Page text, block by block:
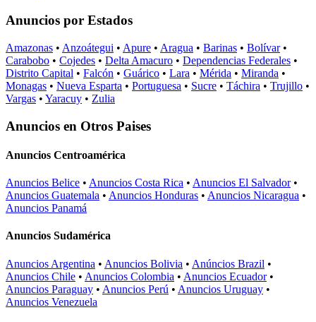
Anuncios por Estados
Amazonas • Anzoátegui • Apure • Aragua • Barinas • Bolívar•
Carabobo • Cojedes • Delta Amacuro • Dependencias Federales •
Distrito Capital • Falcón • Guárico • Lara • Mérida • Miranda •
Monagas • Nueva Esparta • Portuguesa • Sucre • Táchira • Trujillo •
Vargas • Yaracuy • Zulia
Anuncios en Otros Paises
Anuncios Centroamérica
Anuncios Belice • Anuncios Costa Rica • Anuncios El Salvador•
Anuncios Guatemala • Anuncios Honduras • Anuncios Nicaragua •
Anuncios Panamá
Anuncios Sudamérica
Anuncios Argentina • Anuncios Bolivia • Anúncios Brazil •
Anuncios Chile • Anuncios Colombia • Anuncios Ecuador•
Anuncios Paraguay • Anuncios Perú • Anuncios Uruguay •
Anuncios Venezuela